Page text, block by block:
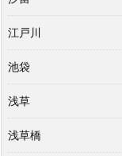
江戸川
池袋
浅草
浅草橋